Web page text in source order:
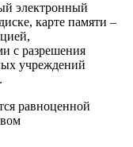
электронный
карте памяти –
с разрешения
учреждений
равноценной